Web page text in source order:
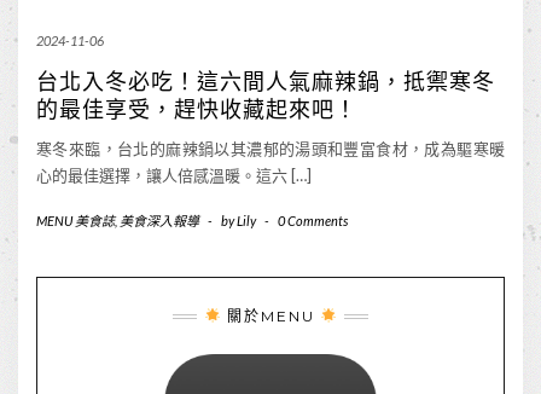
2024-11-06
台北入冬必吃！這六間人氣麻辣鍋，抵禦寒冬
的最佳享受，趕快收藏起來吧！
寒冬來臨，台北的麻辣鍋以其濃郁的湯頭和豐富食材，成為驅寒暖
心的最佳選擇，讓人倍感溫暖。這六 […]
MENU 美食誌, 美食深入報導 - byLily - 0 Comments
關於MENU